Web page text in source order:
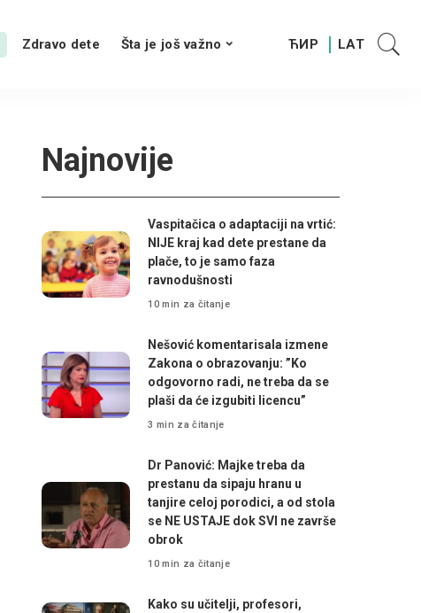
Zdravo dete Šta je još važno
Najnovije
Vaspitačica o adaptaciji na vrtić:
NIJE kraj kad dete prestane da
plače, to je samo faza
ravnodušnosti
10 min za čitanje
Nešović komentarisala izmene
Zakona o obrazovanju: ”Ko
odgovorno radi, ne treba da se
plaši da će izgubiti licencu”
3 min za čitanje
Dr Panović: Majke treba da
prestanu da sipaju hranu u
tanjire celoj porodici, a od stola
se NE USTAJE dok SVI ne završe
obrok
10 min za čitanje
Kako su učitelji, profesori,